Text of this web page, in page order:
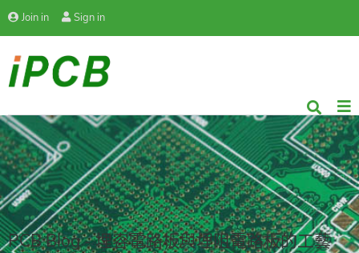
Join in Sign in
PCB Blog - 埋容電路板與埋阻電路板的工藝